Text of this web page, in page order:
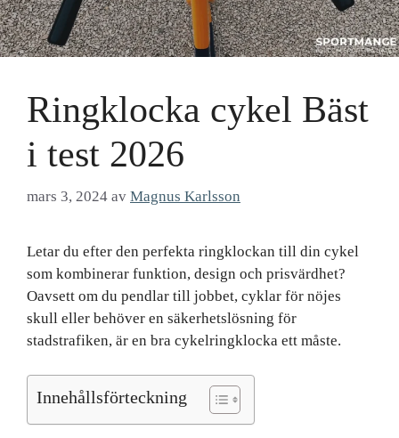
Ringklocka cykel Bäst
i test 2026
mars 3, 2024 av Magnus Karlsson
Letar du efter den perfekta ringklockan till din cykel
som kombinerar funktion, design och prisvärdhet?
Oavsett om du pendlar till jobbet, cyklar för nöjes
skull eller behöver en säkerhetslösning för
stadstrafiken, är en bra cykelringklocka ett måste.
Innehållsförteckning